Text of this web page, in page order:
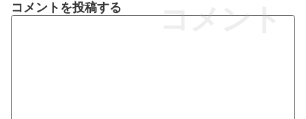
コメント
コメントを投稿する